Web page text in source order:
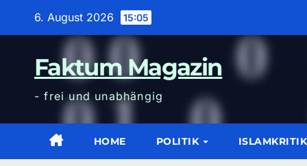
6. August 2026 15:05
Faktum Magazin
- frei und unabhängig
HOME POLITIK ISLAMKRITIK